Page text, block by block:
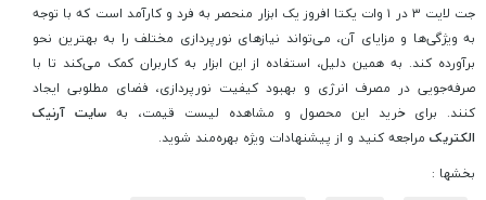
جت لایت ۳ در ۱ وات یکتا افروز یک ابزار منحصر به فرد و کارآمد است که با توجه
به ویژگی‌ها و مزایای آن، می‌تواند نیازهای نورپردازی مختلف را به بهترین نحو
برآورده کند. به همین دلیل، استفاده از این ابزار به کاربران کمک می‌کند تا با
صرفه‌جویی در مصرف انرژی و بهبود کیفیت نورپردازی، فضای مطلوبی ایجاد
کنند. برای خرید این محصول و مشاهده لیست قیمت، به سایت آرنیک
الکتریک مراجعه کنید و از پیشنهادات ویژه بهره‌مند شوید.
بخشها :